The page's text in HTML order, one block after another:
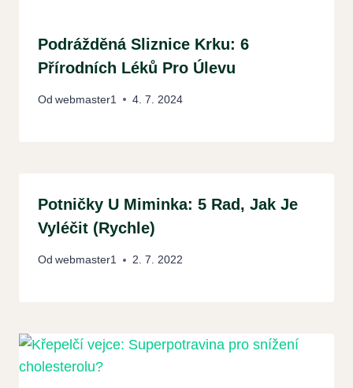
Podrážděná Sliznice Krku: 6
Přírodních Léků Pro Úlevu
Od webmaster1 4. 7. 2024
Potničky U Miminka: 5 Rad, Jak Je
Vyléčit (Rychle)
Od webmaster1 2. 7. 2022